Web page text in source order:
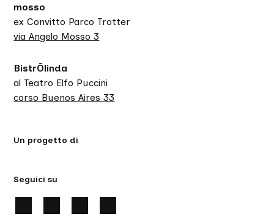
mosso
ex Convitto Parco Trotter
via Angelo Mosso 3
BistrŌlinda
al Teatro Elfo Puccini
corso Buenos Aires 33
Un progetto di
Seguici su